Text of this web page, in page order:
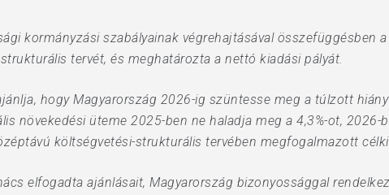
kormányzási szabályainak végrehajtásával összefüggésben
tervét, és meghatározta a nettó kiadási pályát.
hogy Magyarország 2026-ig szüntesse meg a túlzott
növekedési üteme 2025-ben ne haladja meg a 4,3%-ot, 2026-
költségvetési-strukturális tervében megfogalmazott
elfogadta ajánlásait, Magyarország bizonyossággal